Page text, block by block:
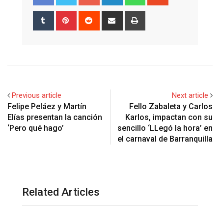
Tumblr Pinterest Reddit
Share
Previous article
Felipe Peláez y Martín
Elías presentan la canción
‘Pero qué hago’
Next article
Fello Zabaleta y Carlos
Karlos, impactan con su
sencillo ‘LLegó la hora’ en
el carnaval de Barranquilla
Related Articles